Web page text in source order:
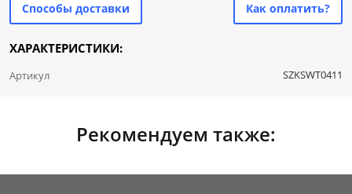
Способы доставки Как оплатить?
ХАРАКТЕРИСТИКИ:
Артикул SZKSWT0411
Рекомендуем также: